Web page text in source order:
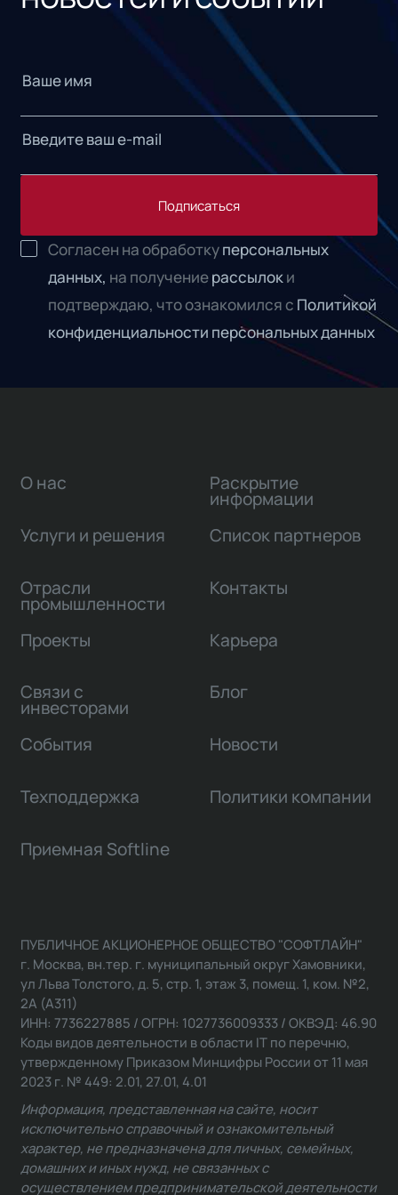
Подписаться
Согласен на обработкуперсональных
данных, на получениерассылоки
подтверждаю, что ознакомился с Политикой
конфиденциальности персональных данных
О нас
Услуги и решения
Отрасли
промышленности
Проекты
Связи с
инвесторами
Раскрытие
информации
Список партнеров
Контакты
Карьера
Блог
События Новости
Техподдержка Политики компании
Приемная Softline
ПУБЛИЧНОЕ АКЦИОНЕРНОЕ ОБЩЕСТВО "СОФТЛАЙН"
г. Москва, вн.тер. г. муниципальный округ Хамовники,
ул Льва Толстого, д. 5, стр. 1, этаж 3, помещ. 1, ком. №2,
2А (А311)
ИНН: 7736227885 / ОГРН: 1027736009333 / ОКВЭД: 46.90
Коды видов деятельности в области IT по перечню,
утвержденному Приказом Минцифры России от 11 мая
2023 г. № 449: 2.01, 27.01, 4.01
Информация, представленная на сайте, носит
исключительно справочный и ознакомительный
характер, не предназначена для личных, семейных,
домашних и иных нужд, не связанных с
осуществлением предпринимательской деятельности